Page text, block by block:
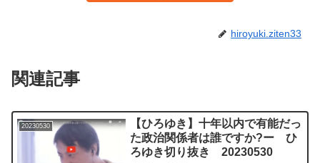
hiroyuki.ziten33
関連記事
20230530
【ひろゆき】十年以内で有能だっ
た政治関係者は誰ですか?ー ひ
ろゆき切り抜き 20230530